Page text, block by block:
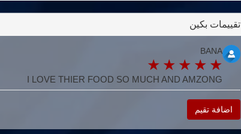
تقييمات بكين
BANA
I LOVE THIER FOOD SO MUCH AND AMZONG
اضافة تقيم